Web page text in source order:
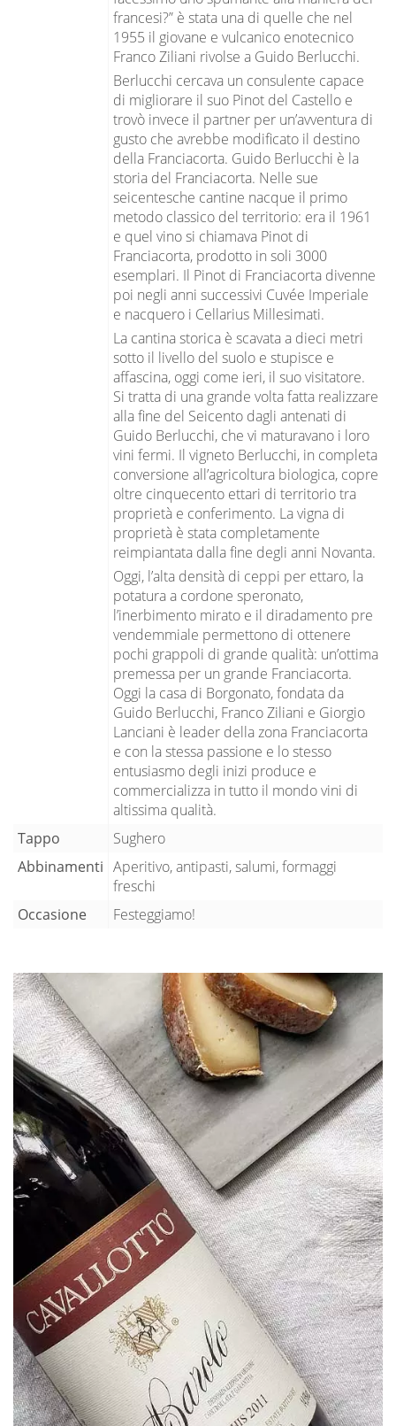
francesi?” è stata una di quelle che nel
1955 il giovane e vulcanico enotecnico
Franco Ziliani rivolse a Guido Berlucchi.
Berlucchi cercava un consulente capace
di migliorare il suo Pinot del Castello e
trovò invece il partner per un’avventura di
gusto che avrebbe modificato il destino
della Franciacorta. Guido Berlucchi è la
storia del Franciacorta. Nelle sue
seicentesche cantine nacque il primo
metodo classico del territorio: era il 1961
e quel vino si chiamava Pinot di
Franciacorta, prodotto in soli 3000
esemplari. Il Pinot di Franciacorta divenne
poi negli anni successivi Cuvée Imperiale
e nacquero i Cellarius Millesimati.
La cantina storica è scavata a dieci metri
sotto il livello del suolo e stupisce e
affascina, oggi come ieri, il suo visitatore.
Si tratta di una grande volta fatta realizzare
alla fine del Seicento dagli antenati di
Guido Berlucchi, che vi maturavano i loro
vini fermi. Il vigneto Berlucchi, in completa
conversione all’agricoltura biologica, copre
oltre cinquecento ettari di territorio tra
proprietà e conferimento. La vigna di
proprietà è stata completamente
reimpiantata dalla fine degli anni Novanta.
Oggi, l’alta densità di ceppi per ettaro, la
potatura a cordone speronato,
l’inerbimento mirato e il diradamento pre
vendemmiale permettono di ottenere
pochi grappoli di grande qualità: un’ottima
premessa per un grande Franciacorta.
Oggi la casa di Borgonato, fondata da
Guido Berlucchi, Franco Ziliani e Giorgio
Lanciani è leader della zona Franciacorta
e con la stessa passione e lo stesso
entusiasmo degli inizi produce e
commercializza in tutto il mondo vini di
altissima qualità.
Tappo
Sughero
Abbinamenti Aperitivo, antipasti, salumi, formaggi
freschi
Occasione
Festeggiamo!